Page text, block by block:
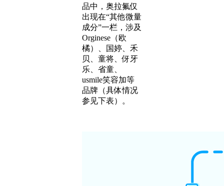
品中，奥拉氟仅
出现在“其他微量
成分”一栏，涉及
Orginese（欧
橘）、国婷、禾
贝、童将、伢牙
乐、省童、
usmile笑容加等
品牌（具体情况
参见下表）。